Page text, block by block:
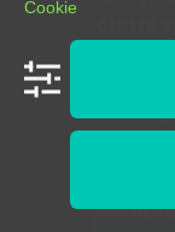
Cookie